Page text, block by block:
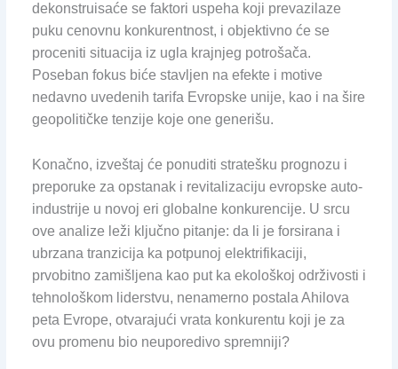
dekonstruisaće se faktori uspeha koji prevazilaze
puku cenovnu konkurentnost, i objektivno će se
proceniti situacija iz ugla krajnjeg potrošača.
Poseban fokus biće stavljen na efekte i motive
nedavno uvedenih tarifa Evropske unije, kao i na šire
geopolitičke tenzije koje one generišu.
Konačno, izveštaj će ponuditi stratešku prognozu i
preporuke za opstanak i revitalizaciju evropske auto-
industrije u novoj eri globalne konkurencije. U srcu
ove analize leži ključno pitanje: da li je forsirana i
ubrzana tranzicija ka potpunoj elektrifikaciji,
prvobitno zamišljena kao put ka ekološkoj održivosti i
tehnološkom liderstvu, nenamerno postala Ahilova
peta Evrope, otvarajući vrata konkurentu koji je za
ovu promenu bio neuporedivo spremniji?